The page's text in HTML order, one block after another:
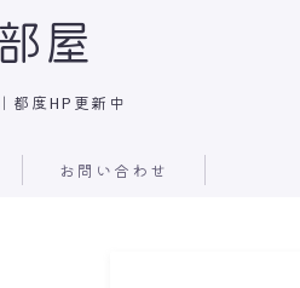
屋
都度HP更新中
お問い合わせ